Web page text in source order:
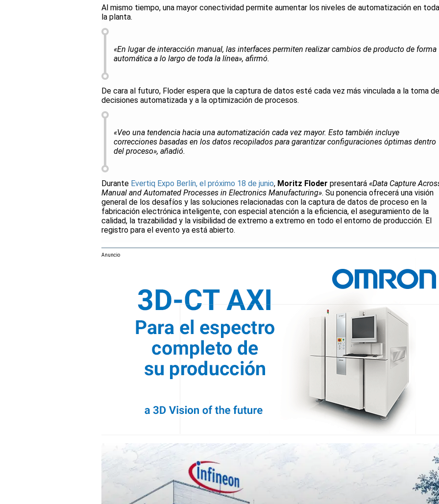
Al mismo tiempo, una mayor conectividad permite aumentar los niveles de automatización en toda
la planta.
«En lugar de interacción manual, las interfaces permiten realizar cambios de producto de forma
automática a lo largo de toda la línea», afirmó.
De cara al futuro, Floder espera que la captura de datos esté cada vez más vinculada a la toma de
decisiones automatizada y a la optimización de procesos.
«Veo una tendencia hacia una automatización cada vez mayor. Esto también incluye
correcciones basadas en los datos recopilados para garantizar configuraciones óptimas dentro
del proceso», añadió.
Durante Evertiq Expo Berlín, el próximo 18 de junio, Moritz Floder presentará «Data Capture
Manual and Automated Processes in Electronics Manufacturing». Su ponencia ofrecerá una visión
general de los desafíos y las soluciones relacionadas con la captura de datos de proceso en la
fabricación electrónica inteligente, con especial atención a la eficiencia, el aseguramiento de la
calidad, la trazabilidad y la visibilidad de extremo a extremo en todo el entorno de producción. El
registro para el evento ya está abierto.
Anuncio